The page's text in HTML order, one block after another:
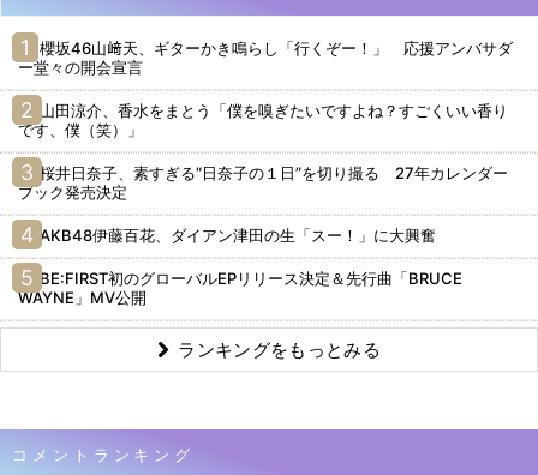
櫻坂46山﨑天、ギターかき鳴らし「行くぞー！」 応援アンバサダ
ー堂々の開会宣言
山田涼介、香水をまとう「僕を嗅ぎたいですよね？すごくいい香り
です、僕（笑）」
桜井日奈子、素すぎる“日奈子の１日”を切り撮る 27年カレンダー
ブック発売決定
AKB48伊藤百花、ダイアン津田の生「スー！」に大興奮
BE:FIRST初のグローバルEPリリース決定＆先行曲「BRUCE
WAYNE」MV公開
ランキングをもっとみる
コメントランキング